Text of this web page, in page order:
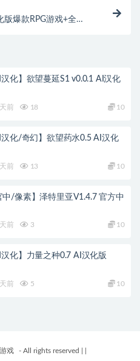
版爆款RPG游戏+全
汉化】欲望蔓延S1 v0.0.1 AI汉化
前 18 10
汉化/奇幻】欲望药水0.5 AI汉化
前 13 10
中/像素】泽特里亚V1.4.7 官方中
前 3 10
汉化】力量之种0.7 AI汉化版
前 5 10
戏 - All rights reserved